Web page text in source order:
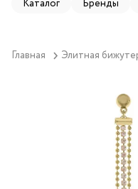
Каталог Бренды
Главная Элитная